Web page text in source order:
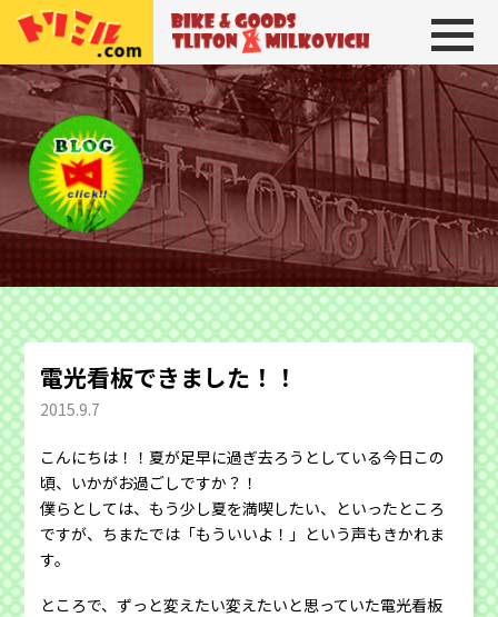
トリトン＆ミルコビッチ BIKE＆
電光看板できました！！
2015.9.7
こんにちは！！夏が足早に過ぎ去ろうとしている今日この
頃、いかがお過ごしですか？！
僕らとしては、もう少し夏を満喫したい、といったところ
ですが、ちまたでは「もういいよ！」という声もきかれま
す。
ところで、ずっと変えたい変えたいと思っていた電光看板